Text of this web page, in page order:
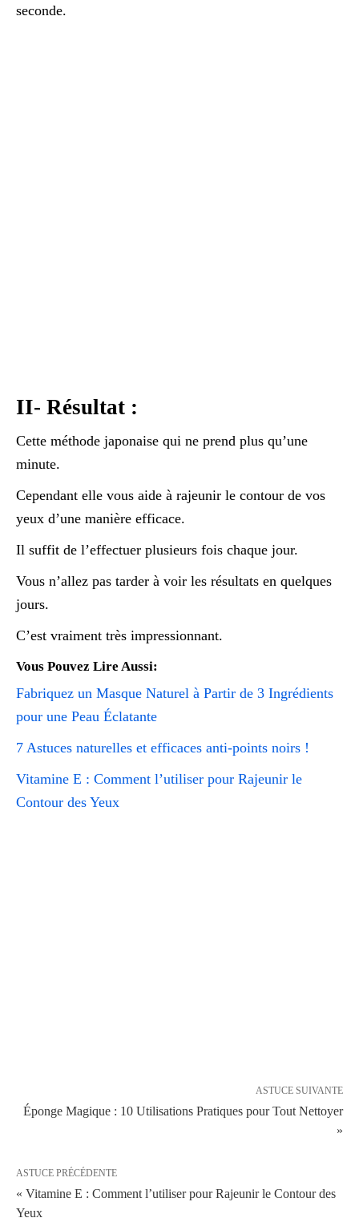
seconde.
II- Résultat :
Cette méthode japonaise qui ne prend plus qu’une
minute.
Cependant elle vous aide à rajeunir le contour de vos
yeux d’une manière efficace.
Il suffit de l’effectuer plusieurs fois chaque jour.
Vous n’allez pas tarder à voir les résultats en quelques
jours.
C’est vraiment très impressionnant.
Vous Pouvez Lire Aussi:
Fabriquez un Masque Naturel à Partir de 3 Ingrédients
pour une Peau Éclatante
7 Astuces naturelles et efficaces anti-points noirs !
Vitamine E : Comment l’utiliser pour Rajeunir le
Contour des Yeux
ASTUCE SUIVANTE
Éponge Magique : 10 Utilisations Pratiques pour Tout Nettoyer
»
ASTUCE PRÉCÉDENTE
« Vitamine E : Comment l’utiliser pour Rajeunir le Contour des
Yeux